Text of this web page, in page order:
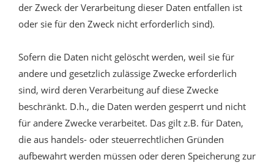
der Zweck der Verarbeitung dieser Daten entfallen ist
oder sie für den Zweck nicht erforderlich sind).
Sofern die Daten nicht gelöscht werden, weil sie für
andere und gesetzlich zulässige Zwecke erforderlich
sind, wird deren Verarbeitung auf diese Zwecke
beschränkt. D.h., die Daten werden gesperrt und nicht
für andere Zwecke verarbeitet. Das gilt z.B. für Daten,
die aus handels- oder steuerrechtlichen Gründen
aufbewahrt werden müssen oder deren Speicherung zur